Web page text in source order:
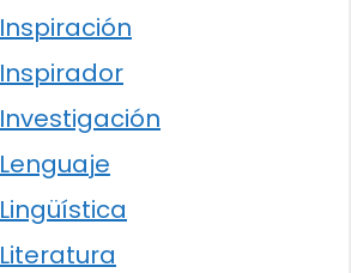
Inspiración
Inspirador
Investigación
Lenguaje
Lingüística
Literatura